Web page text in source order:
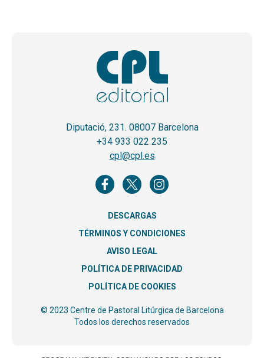
Diputació, 231. 08007 Barcelona
+34 933 022 235
cpl@cpl.es
DESCARGAS
TÉRMINOS Y CONDICIONES
AVISO LEGAL
POLÍTICA DE PRIVACIDAD
POLÍTICA DE COOKIES
© 2023 Centre de Pastoral Litúrgica de Barcelona
Todos los derechos reservados